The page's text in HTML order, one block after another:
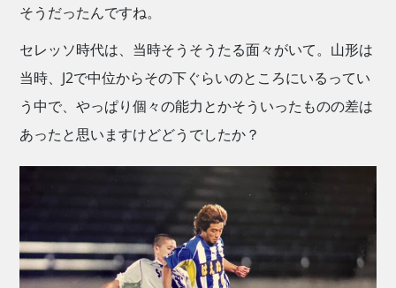
そうだったんですね。
セレッソ時代は、当時そうそうたる面々がいて。山形は
当時、J2で中位からその下ぐらいのところにいるってい
う中で、やっぱり個々の能力とかそういったものの差は
あったと思いますけどどうでしたか？